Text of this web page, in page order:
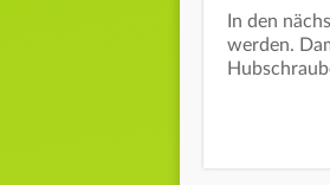
In den
werden.